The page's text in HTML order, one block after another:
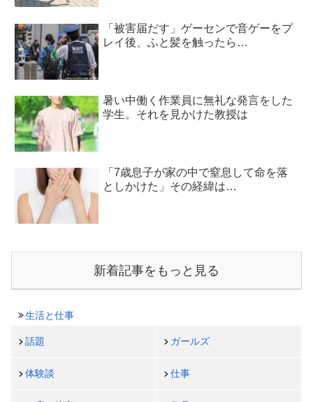
「被害届だす」ゲーセンで音ゲーをプ
レイ後、ふと髪を触ったら…
暑い中働く作業員に無礼な発言をした
学生。それを見かけた教授は
「7歳息子が家の中で窒息して命を落
としかけた」その経緯は…
新着記事をもっと見る
生活と仕事
話題 ガールズ
体験談 仕事